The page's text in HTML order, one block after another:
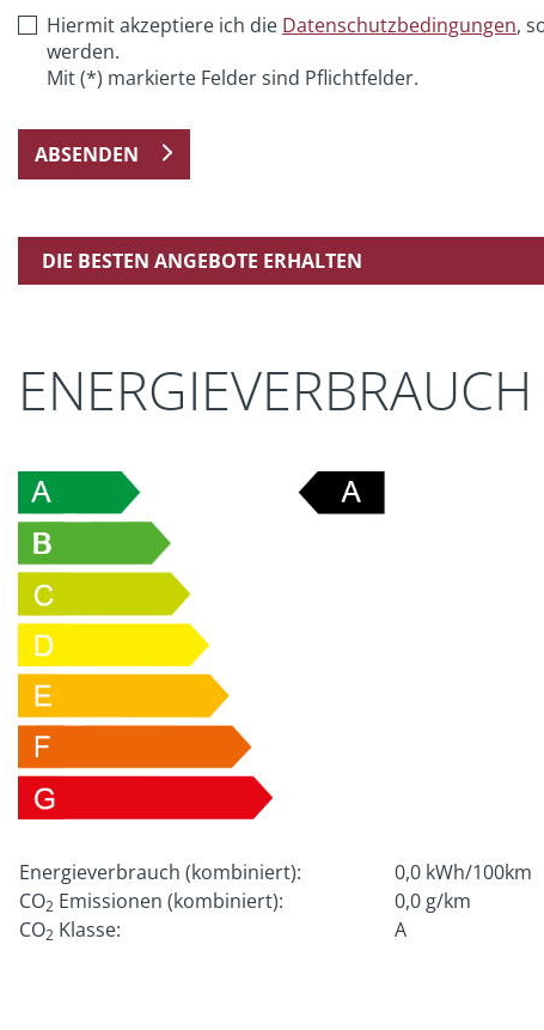
Hiermit akzeptiere ich die Datenschutzbedingungen,
werden.
Mit (*) markierte Felder sind Pflichtfelder.
ABSENDEN
DIE BESTEN ANGEBOTE ERHALTEN
ENERGIEVERBRAUCH
Energieverbrauch (kombiniert):
0,0 kWh/100km
CO2 Emissionen (kombiniert):
0,0 g/km
CO2 Klasse: A